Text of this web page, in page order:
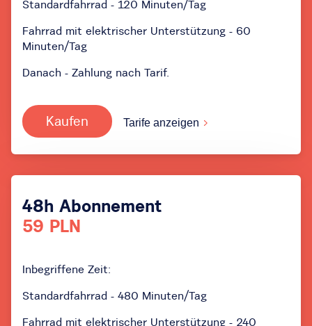
Standardfahrrad - 120 Minuten/Tag
Fahrrad mit elektrischer Unterstützung - 60
Minuten/Tag
Danach - Zahlung nach Tarif.
Kaufen Tarife anzeigen
48h Abonnement
59 PLN
Inbegriffene Zeit:
Standardfahrrad - 480 Minuten/Tag
Fahrrad mit elektrischer Unterstützung - 240